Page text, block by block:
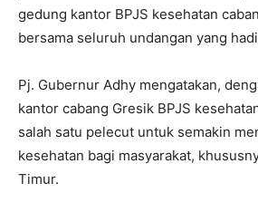
gedung kantor BPJS kesehatan
bersama seluruh undangan yang
Pj. Gubernur Adhy mengatakan,
kantor cabang Gresik BPJS
salah satu pelecut untuk semakin
kesehatan bagi masyarakat,
Timur.